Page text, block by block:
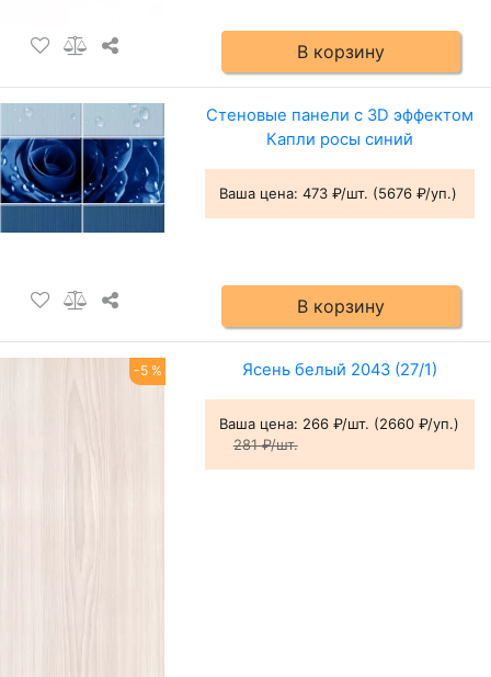
В корзину
Стеновые панели с 3D эффектом
Капли росы синий
Ваша цена: 473 ₽/шт. (5676 ₽/уп.)
В корзину
-5 % Ясень белый 2043 (27/1)
Ваша цена: 266 ₽/шт. (2660 ₽/уп.)
281 ₽/шт.